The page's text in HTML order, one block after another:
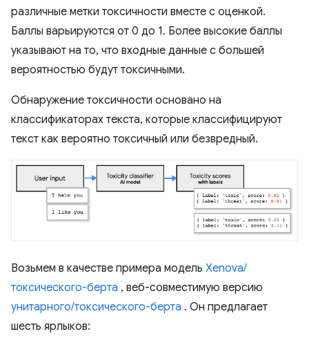
различные метки токсичности вместе с оценкой.
Баллы варьируются от 0 до 1. Более высокие баллы
указывают на то, что входные данные с большей
вероятностью будут токсичными.
Обнаружение токсичности основано на
классификаторах текста, которые классифицируют
текст как вероятно токсичный или безвредный.
Возьмем в качестве примера модель Xenova/
токсического-берта , веб-совместимую версию
унитарного/токсического-берта . Он предлагает
шесть ярлыков: